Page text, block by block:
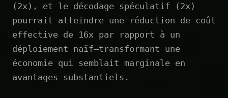
(2x), et le décodage spéculatif (2x)
pourrait atteindre une réduction de coût
effective de 16x par rapport à un
déploiement naïf—transformant une
économie qui semblait marginale en
avantages substantiels.